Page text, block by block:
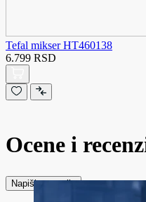
Tefal mikser HT460138
6.799 RSD
Ocene i
Napiši recenziju